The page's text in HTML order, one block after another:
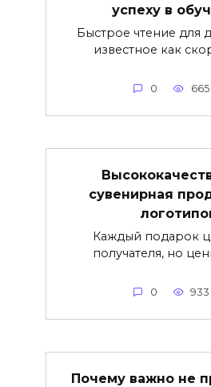
успеху в
Быстрое чтение для
известное как
0 665
сувенирная
Каждый подарок
получателя, но
0 933
Почему важно не